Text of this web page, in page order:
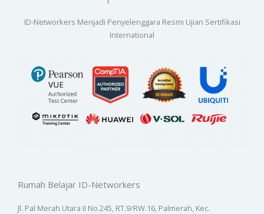
ID-Networkers Menjadi Penyelenggara Resmi Ujian Sertifikasi
International
Rumah Belajar ID-Networkers
Jl. Pal Merah Utara II No.245, RT.9/RW.16, Palmerah, Kec.